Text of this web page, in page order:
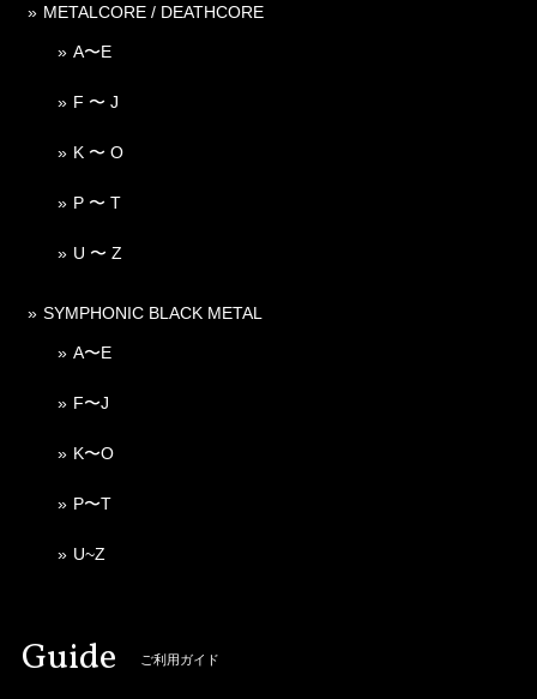
METALCORE / DEATHCORE
A〜E
F 〜 J
K 〜 O
P 〜 T
U 〜 Z
SYMPHONIC BLACK METAL
A〜E
F〜J
K〜O
P〜T
U~Z
Guide ご利用ガイド